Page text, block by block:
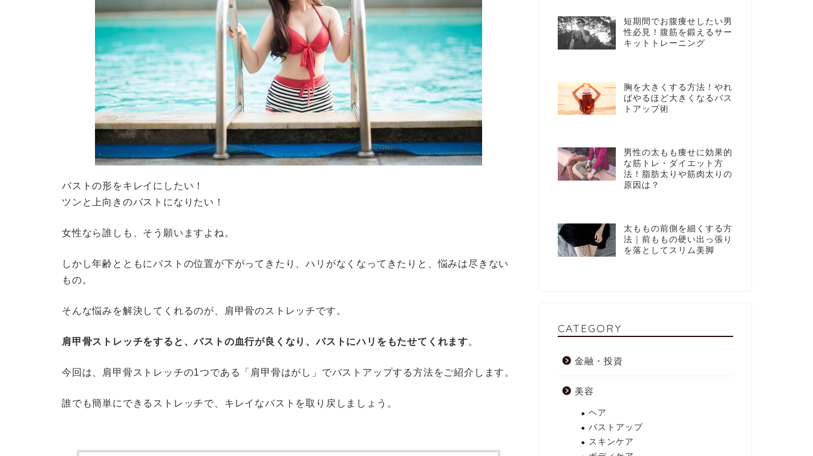
バストの形をキレイにしたい！
ツンと上向きのバストになりたい！
女性なら誰しも、そう願いますよね。
しかし年齢とともにバストの位置が下がってきたり、ハリがなくなってきたりと、悩みは尽きない
もの。
そんな悩みを解決してくれるのが、肩甲骨のストレッチです。
肩甲骨ストレッチをすると、バストの血行が良くなり、バストにハリをもたせてくれます。
今回は、肩甲骨ストレッチの1つである「肩甲骨はがし」でバストアップする方法をご紹介します。
誰でも簡単にできるストレッチで、キレイなバストを取り戻しましょう。
短期間でお腹痩せしたい男
性必見！腹筋を鍛えるサー
キットトレーニング
胸を大きくする方法！やれ
ばやるほど大きくなるバス
トアップ術
男性の太もも痩せに効果的
な筋トレ・ダイエット方
法！脂肪太りや筋肉太りの
原因は？
太ももの前側を細くする方
法｜前ももの硬い出っ張り
を落としてスリム美脚
CATEGORY
金融・投資
美容
ヘア
バストアップ
スキンケア